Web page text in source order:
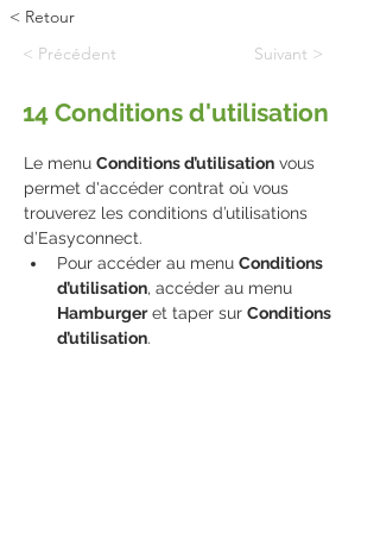
< Retour
< Précédent
Suivant >
14 Conditions d'utilisation
Le menu Conditions d’utilisation vous
permet d'accéder contrat où vous
trouverez les conditions d’utilisations
d’Easyconnect.
Pour accéder au menu Conditions
d’utilisation, accéder au menu
Hamburger et taper sur Conditions
d’utilisation.